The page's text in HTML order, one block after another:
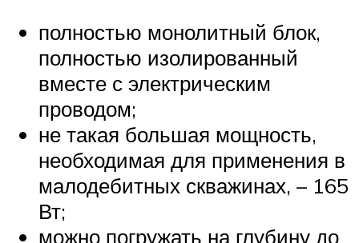
полностью монолитный блок,
полностью изолированный
вместе с электрическим
проводом;
не такая большая мощность,
необходимая для применения в
малодебитных скважинах, – 165
Вт;
можно погружать на глубину до